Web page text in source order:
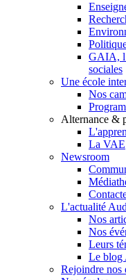
GAIA,
sociales
Une école
Nos
Alternance &
La VAE
Newsroom
L'actualité
Nos
Nos
Leurs
Le blog
Rejoindre nos